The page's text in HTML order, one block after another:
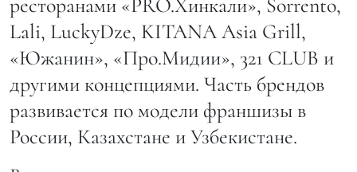
ресторанами «PRO.Хинкали», Sorrento,
Lali, LuckyDze, KITANA Asia Grill,
«Южанин», «Про.Мидии», 321 CLUB и
другими концепциями. Часть брендов
развивается по модели франшизы в
России, Казахстане и Узбекистане.